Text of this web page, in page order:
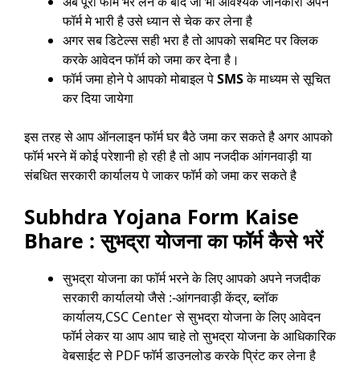
फॉर्म मे भारी है उसे ध्यान से चेक कर लेना है
अगर सब डिटेल्स सही भरा है तो आपको सबमिट पर क्लिक
करके आवेदन फॉर्म को जमा कर देना है।
फॉर्म जमा होने पे आपको मोबाइल पेSMSके माध्यम से सूचित
कर दिया जायेगा
इस तरह से आप ऑनलाइन फॉर्म घर बैठे जमा कर सकते है अगर आपको
फॉर्म भरने में कोई परेशानी हो रही है तो आप नजदीक आंगनवाड़ी या
संबधित सरकारी कार्यालय पे जाकर फॉर्म को जमा कर सकते है
Subhdra Yojana Form Kaise
Bhare :सुभद्रा योजना का फॉर्म कैसे भरें
सुभद्रा योजना का फॉर्म भरने के लिए आपको अपने नजदीक
सरकारी कार्यालयो जैसे :-आंगनवाड़ी केंद्र, ब्लॉक
कार्यालय,CSC Center से सुभद्रा योजना के लिए आवेदन
फॉर्म लेकर या आप आप चाहे तो सुभद्रा योजना के आधिकारिक
वेबसाईट से PDF फॉर्म डाउनलोड करके प्रिंट कर लेना है